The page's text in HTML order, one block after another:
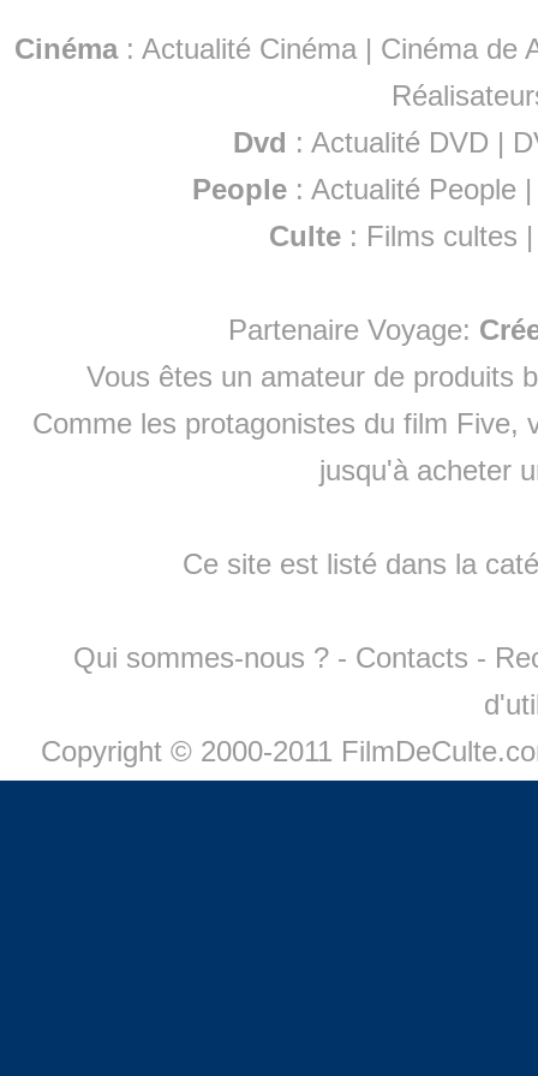
Cinéma: Actualité Cinéma | Cinéma de
Dvd : Actualité DVD |
People :Actualité People
Culte : Films cultes
Partenaire Voyage:
Vous êtes un amateur de produits
Comme les protagonistes du film Five,
jusqu'à acheter
Ce site est listé dans la
Qui sommes-nous ? - Contacts -
Copyright © 2000-2011